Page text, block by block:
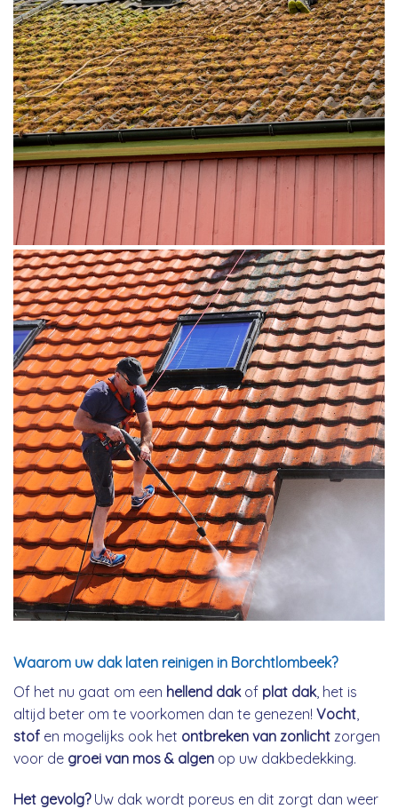
Waarom uw dak laten reinigen in Borchtlombeek?
Of het nu gaat om een hellend dakof plat dak, het is
altijd beter om te voorkomen dan te genezen! Vocht
stof en mogelijks ook het ontbreken van zonlicht zorgen
voor de groei van mos & algen op uw dakbedekking.
Het gevolg?Uw dak wordt poreus en dit zorgt dan weer